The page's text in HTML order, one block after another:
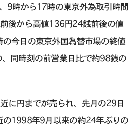
9時から17時の東京外為取引時間
後から高値136円24銭前後の値
今日の東京外国為替市場の終値
同時刻の前営業日比で約98銭の
に円までが売られ、先月の29日
の1998年9月以来の約24年ぶりの